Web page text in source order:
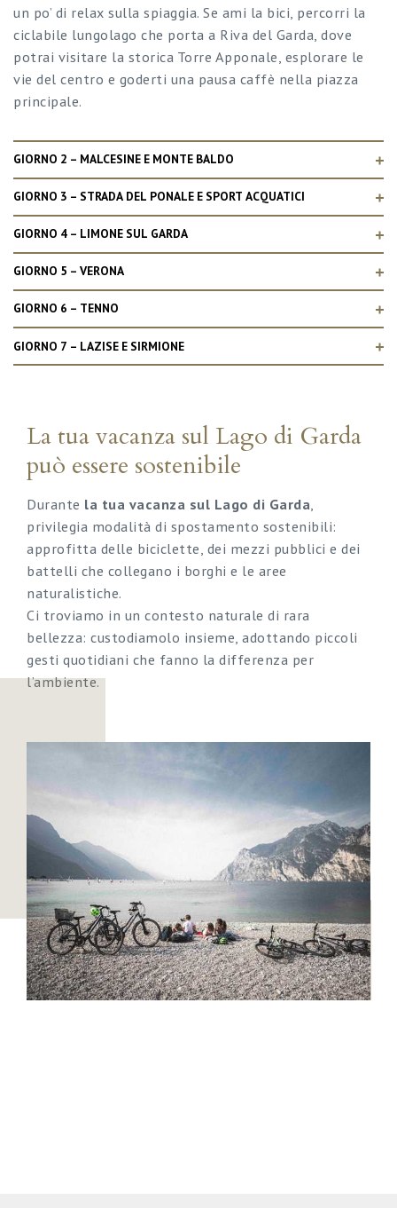
un po’ di relax sulla spiaggia. Se ami la bici, percorri la
ciclabile lungolago che porta a Riva del Garda, dove
potrai visitare la storica Torre Apponale, esplorare le
vie del centro e goderti una pausa caffè nella piazza
principale.
GIORNO 2 – MALCESINE E MONTE BALDO
GIORNO 3 – STRADA DEL PONALE E SPORT ACQUATICI
GIORNO 4 – LIMONE SUL GARDA
GIORNO 5 – VERONA
GIORNO 6 – TENNO
GIORNO 7 – LAZISE E SIRMIONE
La tua vacanza sul Lago di Garda
può essere sostenibile
Durante la tua vacanza sul Lago di Garda
privilegia modalità di spostamento sostenibili:
approfitta delle biciclette, dei mezzi pubblici e dei
battelli che collegano i borghi e le aree
naturalistiche.
Ci troviamo in un contesto naturale di rara
bellezza: custodiamolo insieme, adottando piccoli
gesti quotidiani che fanno la differenza per
l’ambiente.